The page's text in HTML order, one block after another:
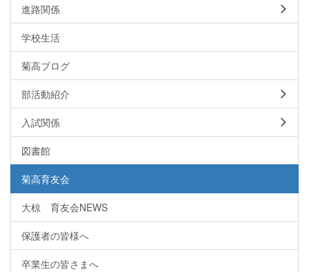
進路関係
学校生活
菊高ブログ
部活動紹介
入試関係
図書館
菊高育友会
大椋 育友会NEWS
保護者の皆様へ
卒業生の皆さまへ